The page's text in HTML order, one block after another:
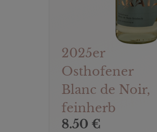
2025er
Osthofener
Blanc de Noir,
feinherb
8.50 €